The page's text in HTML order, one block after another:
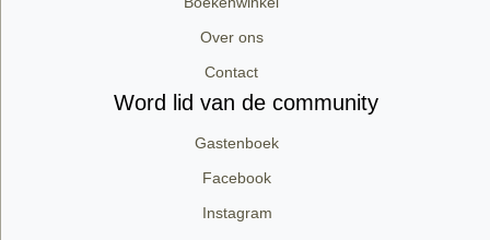
Over ons
Contact
Word lid van de community
Gastenboek
Facebook
Instagram